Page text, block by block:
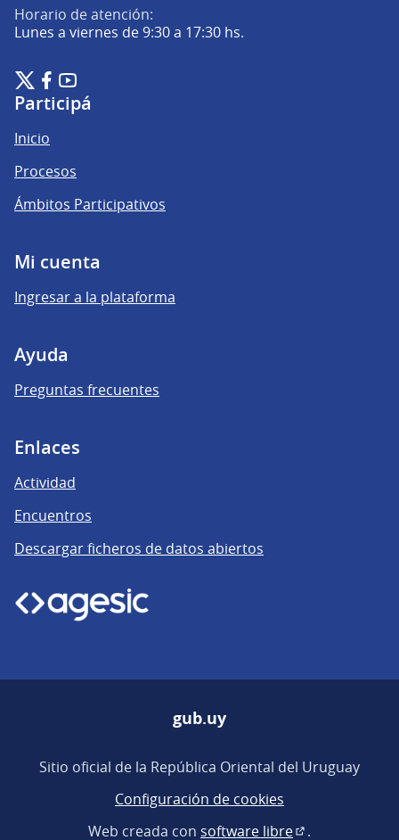
Horario de atención:
Lunes a viernes de 9:30 a 17:30 hs.
Plataforma de Participación Ciudadana Digital en X
(Enlace externo)
Plataforma de Participación Ciudadana Digital en Facebook
(Enlace externo)
Plataforma de Participación Ciudadana Digital en
(Enlace externo)
Participá
Inicio
Procesos
Ámbitos Participativos
Mi cuenta
Ingresar a la plataforma
Ayuda
Preguntas frecuentes
Enlaces
Actividad
Encuentros
Descargar ficheros de datos abiertos
gub.uy
(Enlace externo)
Sitio oficial de la República Oriental del Uruguay
Configuración de cookies
Web creada con software libre .